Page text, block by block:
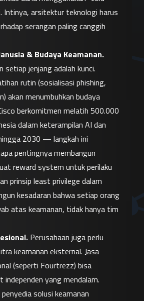
Intinya, arsitektur teknologi harus
serangan paling canggih
& Budaya Keamanan.
setiap jenjang adalah kunci.
rutin (sosialisasi phishing,
akan menumbuhkan budaya
berkomitmen melatih 500.000
dalam keterampilan AI dan
2030 — langkah ini
pentingnya membangun
reward system untuk perilaku
prinsip least privilege dalam
kesadaran bahwa setiap orang
atas keamanan, tidak hanya tim
Perusahaan juga perlu
keamanan eksternal. Jasa
(seperti Fourtrezz) bisa
independen yang mendalam.
solusi keamanan